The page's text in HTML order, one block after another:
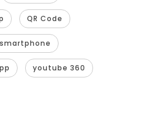
QR Code
smartphone
youtube 360